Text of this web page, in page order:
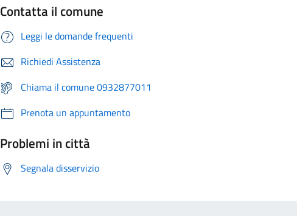
Contatta il comune
Leggi le domande frequenti
Richiedi Assistenza
Chiama il comune 0932877011
Prenota un appuntamento
Problemi in città
Segnala disservizio